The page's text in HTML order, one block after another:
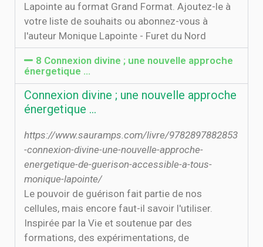
Lapointe au format Grand Format. Ajoutez-le à
votre liste de souhaits ou abonnez-vous à
l'auteur Monique Lapointe - Furet du Nord
8 Connexion divine ; une nouvelle approche
énergetique …
Connexion divine ; une nouvelle approche
énergetique …
https://www.sauramps.com/livre/9782897882853
-connexion-divine-une-nouvelle-approche-
energetique-de-guerison-accessible-a-tous-
monique-lapointe/
Le pouvoir de guérison fait partie de nos
cellules, mais encore faut-il savoir l'utiliser.
Inspirée par la Vie et soutenue par des
formations, des expérimentations, de